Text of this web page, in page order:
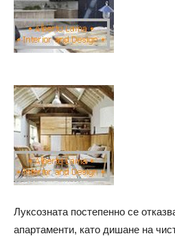
Луксозната постепенно се
апартаменти, като дишане на